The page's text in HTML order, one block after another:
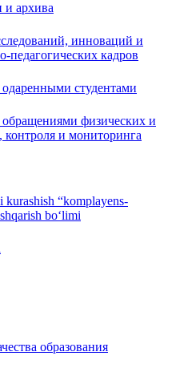
и архива
инноваций и
педагогических кадров
студентами
обращениями физических и
и мониторинга
kurashish “komplayens-
bo‘limi
образования